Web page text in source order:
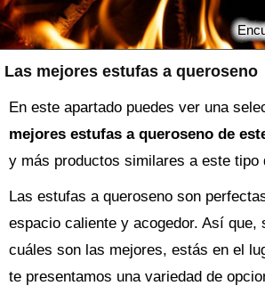
Las mejores estufas a queroseno
En este apartado puedes ver una
mejores estufas a queroseno de
y más productos similares a este tipo
Las estufas a queroseno son
espacio caliente y acogedor. Así que,
cuáles son las mejores, estás en el
te presentamos una variedad de